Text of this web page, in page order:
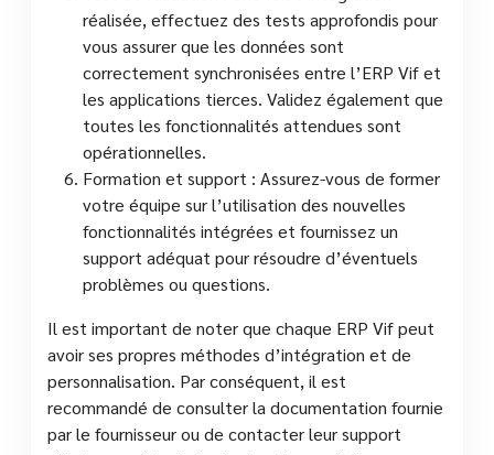
réalisée, effectuez des tests approfondis pour
vous assurer que les données sont
correctement synchronisées entre l’ERP Vif et
les applications tierces. Validez également que
toutes les fonctionnalités attendues sont
opérationnelles.
Formation et support : Assurez-vous de former
votre équipe sur l’utilisation des nouvelles
fonctionnalités intégrées et fournissez un
support adéquat pour résoudre d’éventuels
problèmes ou questions.
Il est important de noter que chaque ERP Vif peut
avoir ses propres méthodes d’intégration et de
personnalisation. Par conséquent, il est
recommandé de consulter la documentation fournie
par le fournisseur ou de contacter leur support